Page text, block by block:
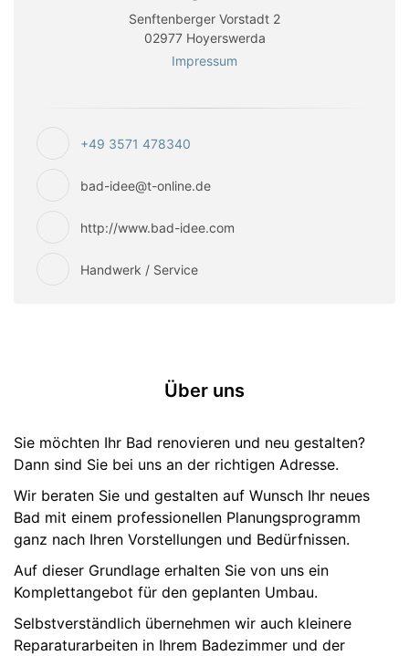
Senftenberger Vorstadt 2
02977 Hoyerswerda
Impressum
+49 3571 478340
bad-idee@t-online.de
http://www.bad-idee.com
Handwerk / Service
Über uns
Sie möchten Ihr Bad renovieren und neu gestalten?
Dann sind Sie bei uns an der richtigen Adresse.
Wir beraten Sie und gestalten auf Wunsch Ihr neues
Bad mit einem professionellen Planungsprogramm
ganz nach Ihren Vorstellungen und Bedürfnissen.
Auf dieser Grundlage erhalten Sie von uns ein
Komplettangebot für den geplanten Umbau.
Selbstverständlich übernehmen wir auch kleinere
Reparaturarbeiten in Ihrem Badezimmer und der